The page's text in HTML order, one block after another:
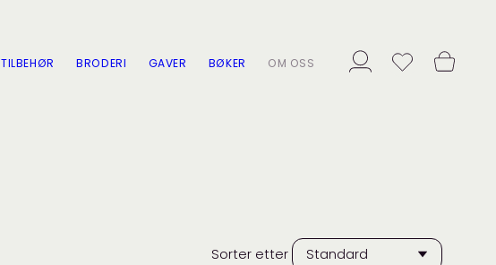
TILBEHØR BRODERI GAVER BØKER OM OSS
Sorter etter